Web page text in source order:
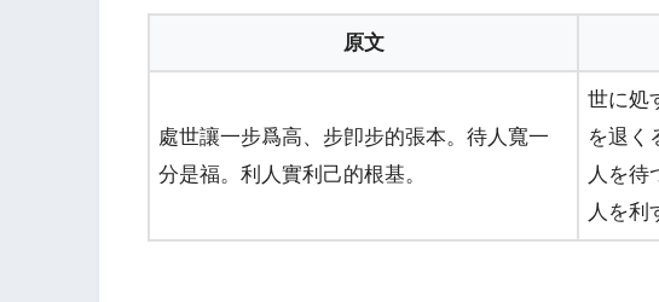
原文
處世讓一步爲高、步卽步的張本。待人寬一
分是福。利人實利己的根基。
世に処
を退く
人を待
人を利